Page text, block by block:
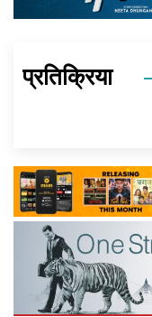
प्रतिक्रिया